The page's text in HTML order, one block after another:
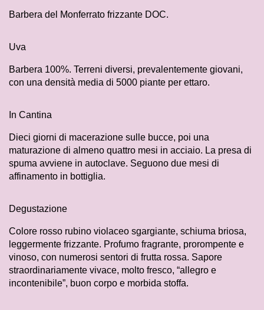
Barbera del Monferrato frizzante DOC.
Uva
Barbera 100%. Terreni diversi, prevalentemente giovani,
con una densità media di 5000 piante per ettaro.
In Cantina
Dieci giorni di macerazione sulle bucce, poi una
maturazione di almeno quattro mesi in acciaio. La presa di
spuma avviene in autoclave. Seguono due mesi di
affinamento in bottiglia.
Degustazione
Colore rosso rubino violaceo sgargiante, schiuma briosa,
leggermente frizzante. Profumo fragrante, prorompente e
vinoso, con numerosi sentori di frutta rossa. Sapore
straordinariamente vivace, molto fresco, “allegro e
incontenibile”, buon corpo e morbida stoffa.